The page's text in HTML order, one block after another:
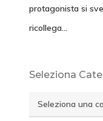
protagonista si
ricollega…
Seleziona
Seleziona